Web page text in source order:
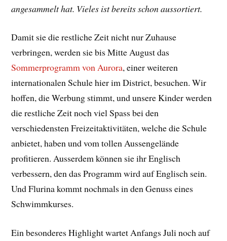
angesammelt hat. Vieles ist bereits schon aussortiert.
Damit sie die restliche Zeit nicht nur Zuhause
verbringen, werden sie bis Mitte August das
Sommerprogramm von Aurora, einer weiteren
internationalen Schule hier im District, besuchen. Wir
hoffen, die Werbung stimmt, und unsere Kinder werden
die restliche Zeit noch viel Spass bei den
verschiedensten Freizeitaktivitäten, welche die Schule
anbietet, haben und vom tollen Aussengelände
profitieren. Ausserdem können sie ihr Englisch
verbessern, den das Programm wird auf Englisch sein.
Und Flurina kommt nochmals in den Genuss eines
Schwimmkurses.
Ein besonderes Highlight wartet Anfangs Juli noch auf